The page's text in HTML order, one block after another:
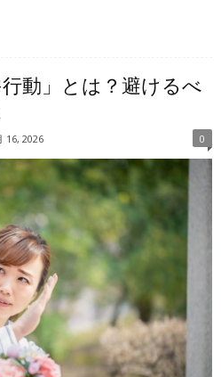
動」とは？避けるべ
16, 2026 0